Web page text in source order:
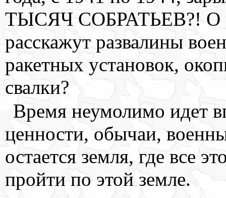
ТЫСЯЧ СОБРАТЬЕВ?! О
расскажут развалины
ракетных установок,
свалки?
Время неумолимо идет
ценности, обычаи,
остается земля, где все
пройти по этой земле.